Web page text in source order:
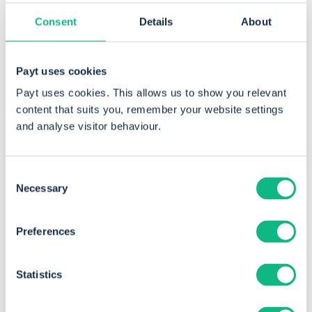
Consent Details About
Payt uses cookies
Payt uses cookies. This allows us to show you relevant
content that suits you, remember your website settings
and analyse visitor behaviour.
Selection
Necessary
Preferences
Statistics
direct betaald. En dat is natuurlijk ook zo prettig aan
deze app. Je probeert het en als je merkt dat het
niet tevreden, dan zeg je de app net zo makkelijk
weer op!”